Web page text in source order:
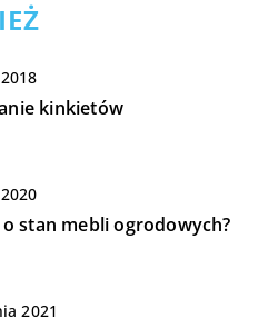
kinkietów
o stan mebli ogrodowych?
2021